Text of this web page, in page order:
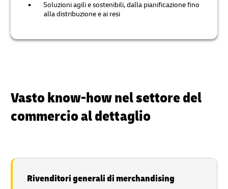
Soluzioni agili e sostenibili, dalla pianificazione fino
alla distribuzione e ai resi
Vasto know-how nel settore del
commercio al dettaglio
Rivenditori generali di merchandising